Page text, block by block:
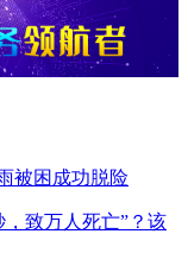
被困成功脱险
，致万人死亡”？该